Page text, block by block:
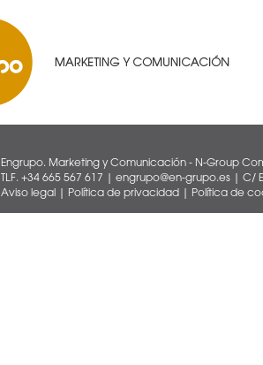
Engrupo. Marketing y Comunicación - N-Group
TLF. +34 665 567 617 | engrupo@en-grupo.es | C/
Aviso legal
Política de privacidad Política de